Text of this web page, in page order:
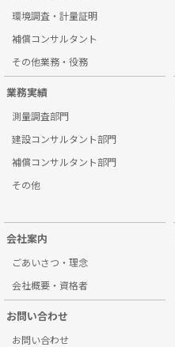
環境調査・計量証明
補償コンサルタント
その他業務・役務
業務実績
測量調査部門
建設コンサルタント部門
補償コンサルタント部門
その他
会社案内
ごあいさつ・理念
会社概要・資格者
お問い合わせ
お問い合わせ